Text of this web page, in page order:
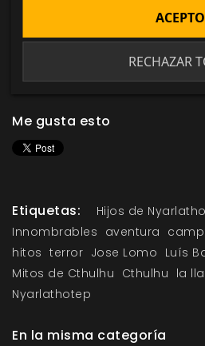
en particular.
Me gusta esto
Etiquetas: Hijos de
Innombrables aventura
hitos terror Jose Lomo Luís
Mitos de Cthulhu Cthulhu la
Nyarlathotep
En la misma categoría
RECHAZAR
ACEPTO